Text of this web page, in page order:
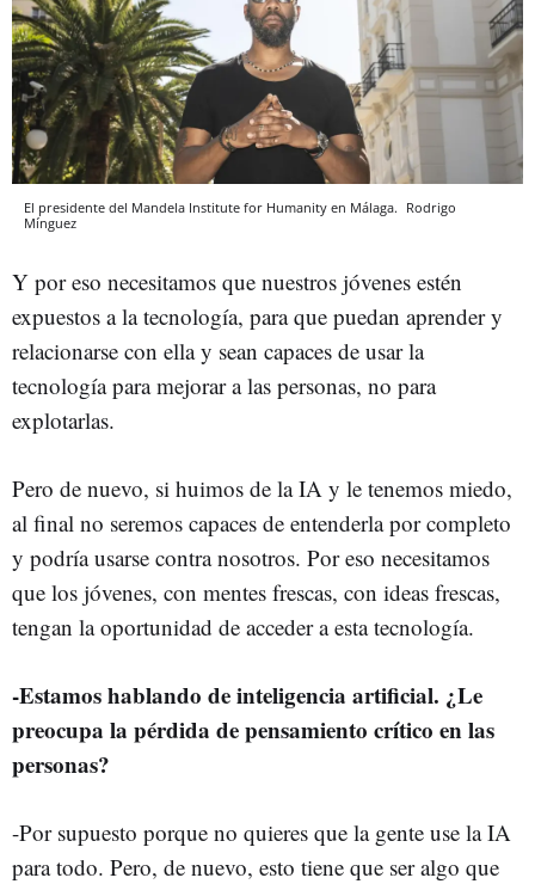
El presidente del Mandela Institute for Humanity en Málaga. Rodrigo
Mínguez
Y por eso necesitamos que nuestros jóvenes estén
expuestos a la tecnología, para que puedan aprender y
relacionarse con ella y sean capaces de usar la
tecnología para mejorar a las personas, no para
explotarlas.
Pero de nuevo, si huimos de la IA y le tenemos miedo,
al final no seremos capaces de entenderla por completo
y podría usarse contra nosotros. Por eso necesitamos
que los jóvenes, con mentes frescas, con ideas frescas,
tengan la oportunidad de acceder a esta tecnología.
-Estamos hablando de inteligencia artificial. ¿Le
preocupa la pérdida de pensamiento crítico en las
personas?
-Por supuesto porque no quieres que la gente use la IA
para todo. Pero, de nuevo, esto tiene que ser algo que